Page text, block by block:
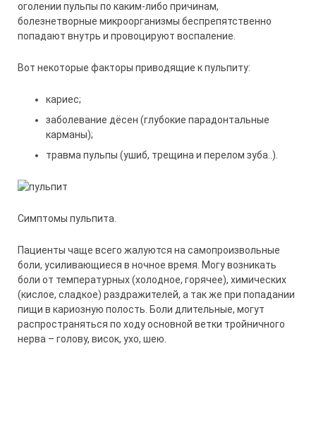
оголении пульпы по каким-либо причинам,
болезнетворные микроорганизмы беспрепятственно
попадают внутрь и провоцируют воспаление.
Вот некоторые факторы приводящие к пульпиту:
кариес;
заболевание дёсен (глубокие парадонтальные
карманы);
травма пульпы (ушиб, трещина и перелом зуба..).
Симптомы пульпита.
Пациенты чаще всего жалуются на самопроизвольные
боли, усиливающиеся в ночное время. Могу возникать
боли от температурных (холодное, горячее), химических
(кислое, сладкое) раздражителей, а так же при попадании
пищи в кариозную полость. Боли длительные, могут
распространяться по ходу основной ветки тройничного
нерва – голову, висок, ухо, шею.